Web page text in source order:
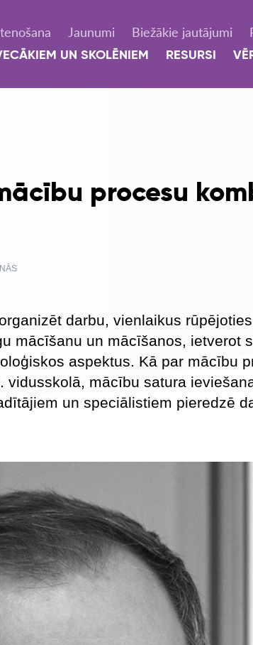
Jaunumi Biežākie jautājumi
UN SKOLĒNIEM RESURSI
procesu
darbu, vienlaikus
mācīšanu un mācīšanos, ietverot
aspektus. Kā par mācību
mācību satura
un speciālistiem pieredzē